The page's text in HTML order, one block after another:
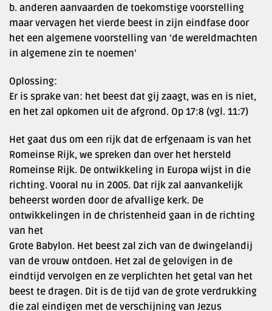
b. anderen aanvaarden de toekomstige voorstelling
maar vervagen het vierde beest in zijn eindfase door
het een algemene voorstelling van ‘de wereldmachten
in algemene zin te noemen’
Oplossing:
Er is sprake van: het beest dat gij zaagt, was en is niet,
en het zal opkomen uit de afgrond. Op 17:8 (vgl. 11:7)
Het gaat dus om een rijk dat de erfgenaam is van het
Romeinse Rijk, we spreken dan over het hersteld
Romeinse Rijk. De ontwikkeling in Europa wijst in die
richting. Vooral nu in 2005. Dat rijk zal aanvankelijk
beheerst worden door de afvallige kerk. De
ontwikkelingen in de christenheid gaan in de richting
van het
Grote Babylon. Het beest zal zich van de dwingelandij
van de vrouw ontdoen. Het zal de gelovigen in de
eindtijd vervolgen en ze verplichten het getal van het
beest te dragen. Dit is de tijd van de grote verdrukking
die zal eindigen met de verschijning van Jezus